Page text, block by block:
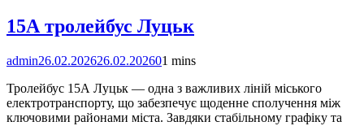
15А тролейбус Луцьк
admin26.02.202626.02.202601 mins
Тролейбус 15А Луцьк — одна з важливих ліній міського
електротранспорту, що забезпечує щоденне сполучення між
ключовими районами міста. Завдяки стабільному графіку та